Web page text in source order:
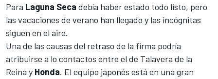
Para Laguna Seca debía haber estado todo listo, pero
las vacaciones de verano han llegado y las incógnitas
siguen en el aire.
Una de las causas del retraso de la firma podría
atribuirse a lo contactos entre el de Talavera de la
Reina y Honda. El equipo japonés está en una gran